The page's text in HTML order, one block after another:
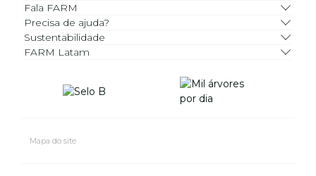
Fala FARM
Precisa de ajuda?
Sustentabilidade
FARM Latam
Mapa do site